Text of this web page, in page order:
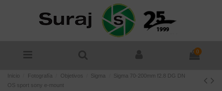
0
Inicio Fotografía Objetivos Sigma
Sigma 70-200mm f2.8 DG DN
OS sport sony e-mount